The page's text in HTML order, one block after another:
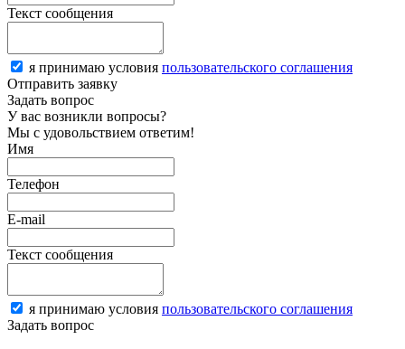
Текст сообщения
я принимаю условия пользовательского соглашения
Отправить заявку
Задать вопрос
У вас возникли вопросы?
Мы с удовольствием ответим!
Имя
Телефон
E-mail
Текст сообщения
я принимаю условия пользовательского соглашения
Задать вопрос